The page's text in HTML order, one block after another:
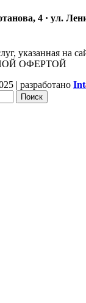
4 · ул.
указанная на
ОФЕРТОЙ
| разработано Int
Поиск